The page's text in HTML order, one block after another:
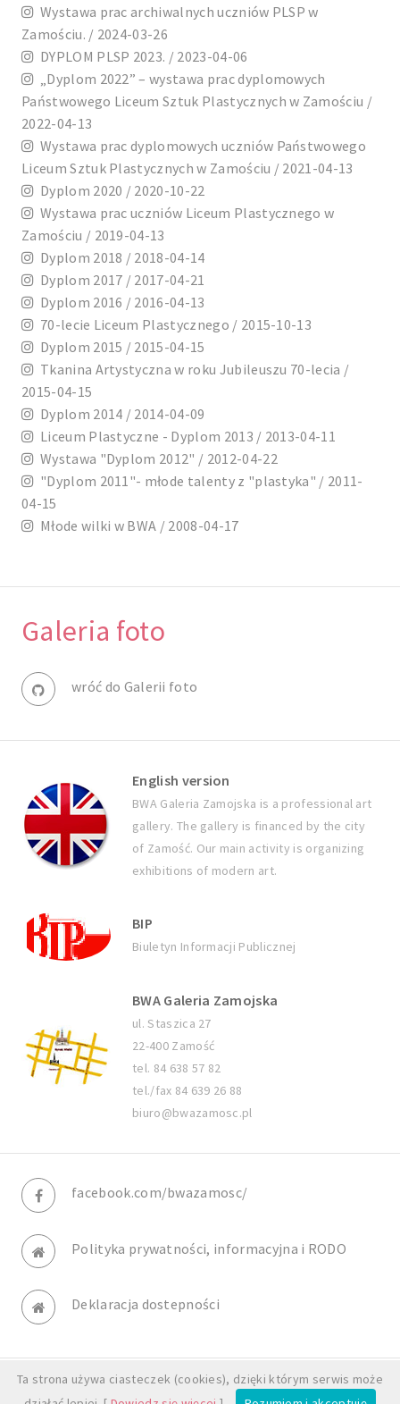
Wystawa prac archiwalnych uczniów PLSP w
Zamościu. / 2024-03-26
DYPLOM PLSP 2023. / 2023-04-06
„Dyplom 2022” – wystawa prac dyplomowych
Państwowego Liceum Sztuk Plastycznych w Zamościu /
2022-04-13
Wystawa prac dyplomowych uczniów Państwowego
Liceum Sztuk Plastycznych w Zamościu / 2021-04-13
Dyplom 2020 / 2020-10-22
Wystawa prac uczniów Liceum Plastycznego w
Zamościu / 2019-04-13
Dyplom 2018 / 2018-04-14
Dyplom 2017 / 2017-04-21
Dyplom 2016 / 2016-04-13
70-lecie Liceum Plastycznego / 2015-10-13
Dyplom 2015 / 2015-04-15
Tkanina Artystyczna w roku Jubileuszu 70-lecia /
2015-04-15
Dyplom 2014 / 2014-04-09
Liceum Plastyczne - Dyplom 2013 / 2013-04-11
Wystawa "Dyplom 2012" / 2012-04-22
"Dyplom 2011"- młode talenty z "plastyka" / 2011-
04-15
Młode wilki w BWA / 2008-04-17
Galeria foto
wróć do Galerii foto
English version
BWA Galeria Zamojska is a professional art
gallery. The gallery is financed by the city
of Zamość. Our main activity is organizing
exhibitions of modern art.
BIP
Biuletyn Informacji Publicznej
BWA Galeria Zamojska
ul. Staszica 27
22-400 Zamość
tel. 84 638 57 82
tel./fax 84 639 26 88
biuro@bwazamosc.pl
facebook.com/bwazamosc/
Polityka prywatności, informacyjna i RODO
Deklaracja dostepności
© BWA Galeria Zamojska. All rights reserved.
Ta strona używa ciasteczek (cookies), dzięki którym serwis może